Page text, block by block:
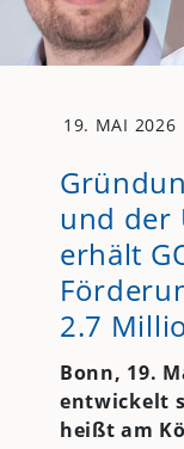
19. MAI 2026
und der
erhält
2.7
Bonn, 19.
entwickelt
heißt am